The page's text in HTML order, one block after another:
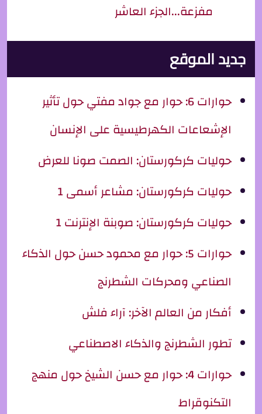
مفزعة...الجزء العاشر
جديد الموقع
حوارات 6: حوار مع جواد مفتي حول تأثير
الإشعاعات الكهرطيسية على الإنسان
حوليات كركورستان: الصمت صونا للعرض
حوليات كركورستان: مشاعر أسمى 1
حوليات كركورستان: صوبنة الإنترنت 1
حوارات 5: حوار مع محمود حسن حول الذكاء
الصناعي ومحركات الشطرنج
أفكار من العالم الآخر: آراء فلش
تطور الشطرنج والذكاء الاصطناعي
حوارات 4: حوار مع حسن الشيخ حول منهج
التكنوقراط